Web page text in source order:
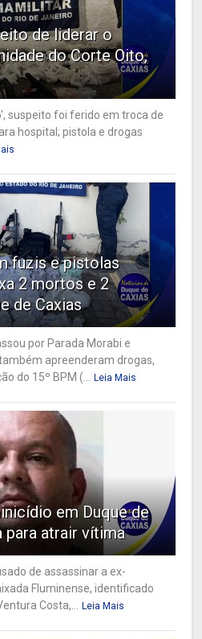
de liderar o
do Corte Oito,
suspeito foi ferido em troca de
hospital; pistola e drogas
fuzis e pistolas
2 mortos e 2
de Caxias
por Parada Morabi e
apreenderam drogas,
do 15º BPM (...
Leia Mais
em Duque de
para atrair vítima
de assassinar a ex-
Fluminense, identificado
Costa,...
Leia Mais